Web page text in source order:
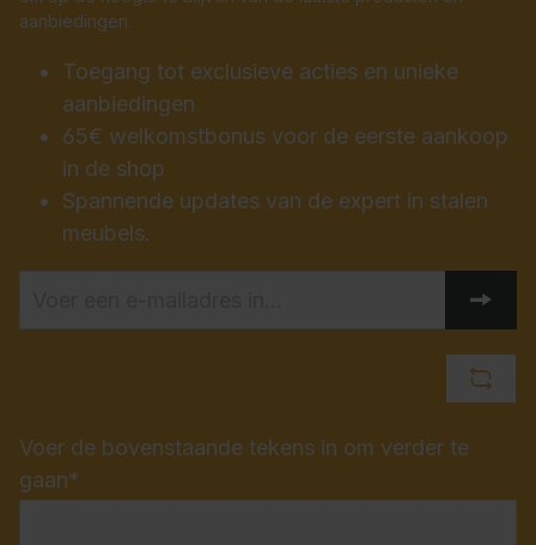
aanbiedingen.
Toegang tot exclusieve acties en unieke
aanbiedingen
65€ welkomstbonus voor de eerste aankoop
in de shop
Spannende updates van de expert in stalen
meubels.
Voer de bovenstaande tekens in om verder te
gaan*